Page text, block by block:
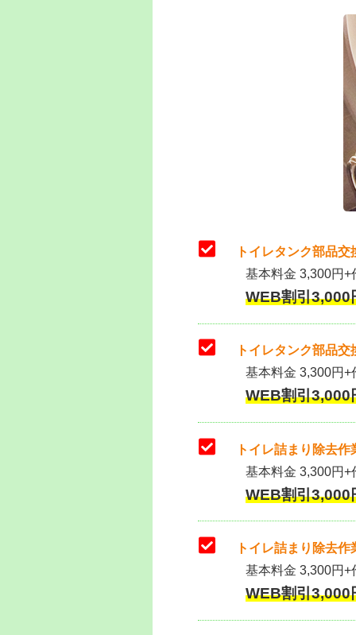
トイレタンク部品
基本料金 3,300円
WEB割引
トイレタンク部品
基本料金 3,300円+
WEB割引
トイレ詰まり除去作
基本料金 3,300円+
WEB割引
トイレ詰まり除去
基本料金 3,300円+
WEB割引